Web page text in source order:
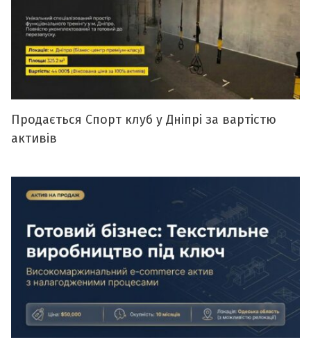
Продається Спорт клуб у Дніпрі за вартістю
активів